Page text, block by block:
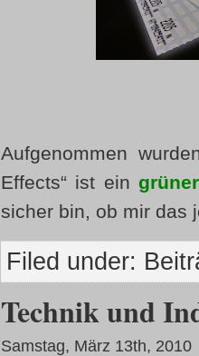
Aufgenommen
Effects“ ist ein
sicher bin, ob mir das
Filed under:
Technik und
Samstag, März 13th, 2010